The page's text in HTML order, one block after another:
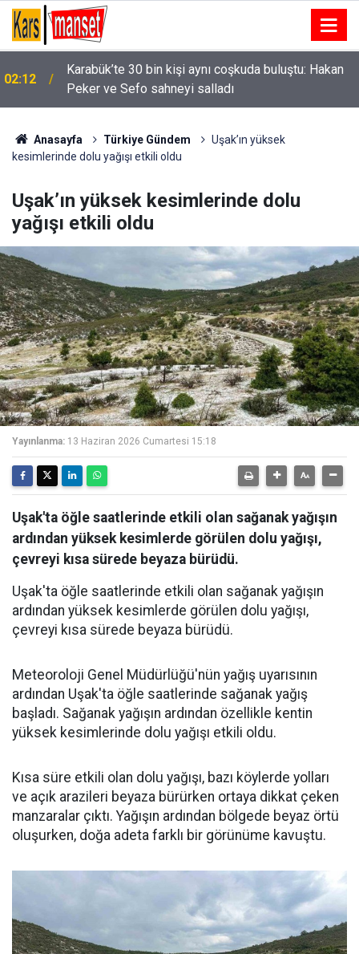
02:12
Karabük’te 30 bin kişi aynı coşkuda buluştu: Hakan
Peker ve Sefo sahneyi salladı
01:58
Niğde’de iki otomobil çarpıştı: 4 yaralı
Anasayfa Türkiye Gündem
Uşak’ın yüksek
kesimlerinde dolu yağışı etkili oldu
Uşak’ın yüksek kesimlerinde dolu
yağışı etkili oldu
Yayınlanma: 13 Haziran 2026 Cumartesi 15:18
Uşak'ta öğle saatlerinde etkili olan sağanak yağışın
ardından yüksek kesimlerde görülen dolu yağışı,
çevreyi kısa sürede beyaza bürüdü.
Uşak'ta öğle saatlerinde etkili olan sağanak yağışın
ardından yüksek kesimlerde görülen dolu yağışı,
çevreyi kısa sürede beyaza bürüdü.
Meteoroloji Genel Müdürlüğü'nün yağış uyarısının
ardından Uşak'ta öğle saatlerinde sağanak yağış
başladı. Sağanak yağışın ardından özellikle kentin
yüksek kesimlerinde dolu yağışı etkili oldu.
Kısa süre etkili olan dolu yağışı, bazı köylerde yolları
ve açık arazileri beyaza bürürken ortaya dikkat çeken
manzaralar çıktı. Yağışın ardından bölgede beyaz örtü
oluşurken, doğa adeta farklı bir görünüme kavuştu.